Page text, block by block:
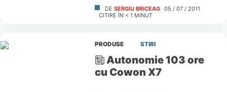
DE SERGIU BRICEAG 05 / 07 / 2011
CITIRE ÎN < 1 MINUT
PRODUSE STIRI
Autonomie 103 ore
cu Cowon X7